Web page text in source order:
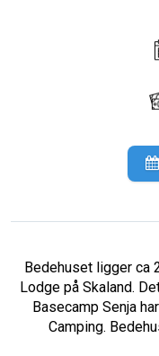
Bedehuset ligger ca
Lodge på Skaland.
Basecamp Senja
Camping.